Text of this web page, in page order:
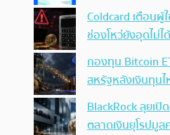
Coldcard เตือน
ช่องโหว่ยังอุดไม่ไ
กองทุน Bitcoin
สหรัฐหลังเงินทุน
BlackRock ลุยเ
ตลาดเงินยุโรปมู